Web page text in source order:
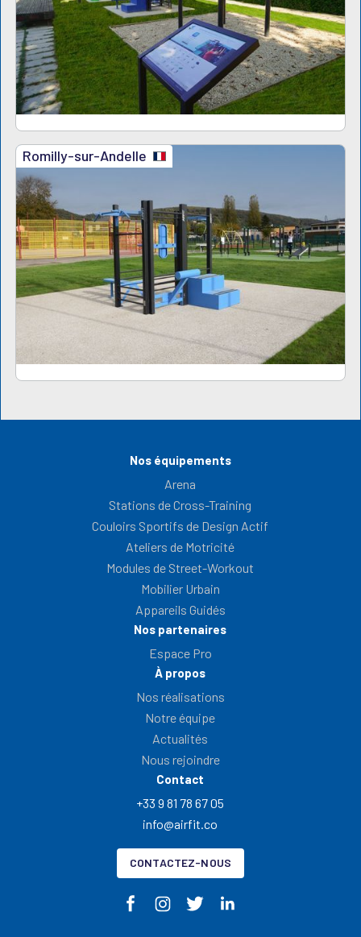
Romilly-sur-Andelle
Nos équipements
Arena
Stations de Cross-Training
Couloirs Sportifs de Design Actif
Ateliers de Motricité
Modules de Street-Workout
Mobilier Urbain
Appareils Guidés
Nos partenaires
Espace Pro
À propos
Nos réalisations
Notre équipe
Actualités
Nous rejoindre
Contact
+33 9 81 78 67 05
info@airfit.co
CONTACTEZ-NOUS